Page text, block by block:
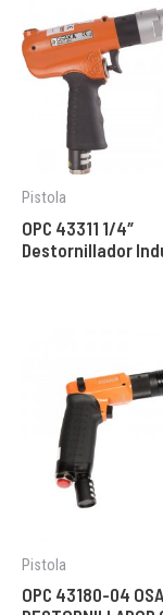
Pistola
OPC 43311 1/4″
Destornillador
Pistola
OPC 43180-04